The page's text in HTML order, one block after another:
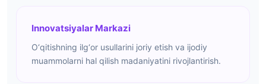
Innovatsiyalar Markazi
O‘qitishning ilg‘or usullarini joriy etish va ijodiy
muammolarni hal qilish madaniyatini rivojlantirish.